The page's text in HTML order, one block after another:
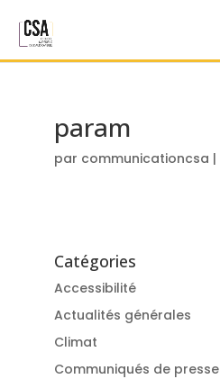
param
par communicationcsa |
Catégories
Accessibilité
Actualités générales
Climat
Communiqués de presse